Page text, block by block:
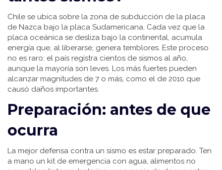
Chile se ubica sobre la zona de subducción de la placa
de Nazca bajo la placa Sudamericana. Cada vez que la
placa oceánica se desliza bajo la continental, acumula
energía que, al liberarse, genera temblores. Este proceso
no es raro: el país registra cientos de sismos al año,
aunque la mayoría son leves. Los más fuertes pueden
alcanzar magnitudes de 7 o más, como el de 2010 que
causó daños importantes.
Preparación: antes de que
ocurra
La mejor defensa contra un sismo es estar preparado. Ten
a mano un kit de emergencia con agua, alimentos no